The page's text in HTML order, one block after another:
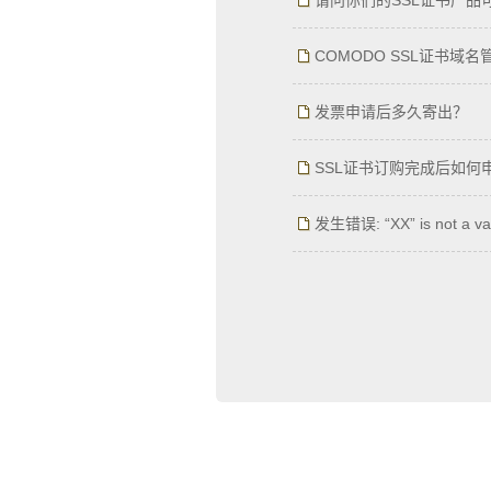
COMODO SSL证书域名
发票申请后多久寄出？
SSL证书订购完成后如何
发生错误: “XX” is not a